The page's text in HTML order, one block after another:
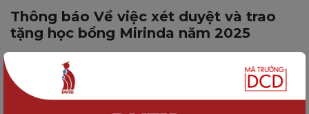
Thông báo Về việc xét duyệt và trao
tặng học bổng Mirinda năm 2025